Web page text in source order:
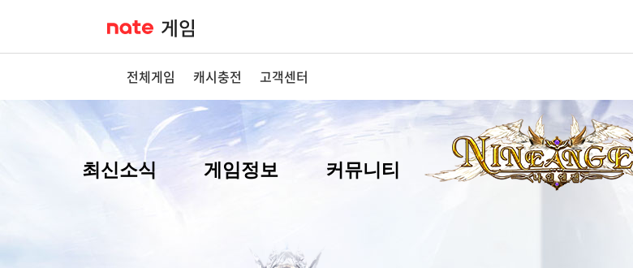
전체게임 캐시충전 고객센터
최신소식 게임정보 커뮤니티